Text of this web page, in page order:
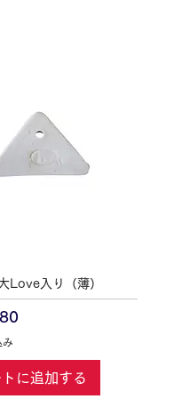
Love入り（薄）
み
トに追加する